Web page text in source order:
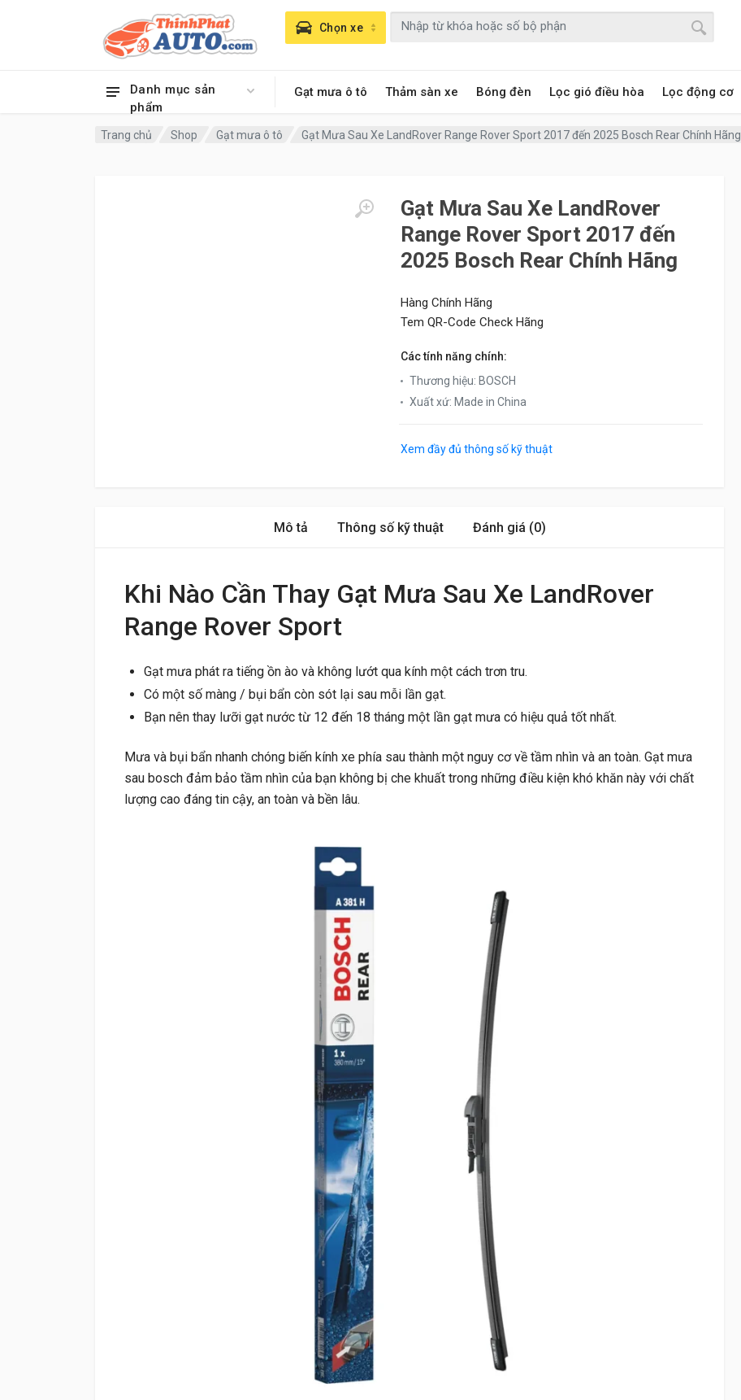
Danh mục sản
phẩm
Gạt mưa ô tô Thảm sàn xe Bóng đèn Lọc gió điều hòa Lọc động cơ
Chọn xe
Trang chủ Shop Gạt mưa ô tô Gạt Mưa Sau Xe LandRover Range Rover Sport 2017 đến 2025 Bosch Rear Chính Hãng
Gạt Mưa Sau Xe LandRover
Range Rover Sport 2017 đến
2025 Bosch Rear Chính Hãng
Hàng Chính Hãng
Tem QR-Code Check Hãng
Các tính năng chính:
Thương hiệu: BOSCH
Xuất xứ: Made in China
Xem đầy đủ thông số kỹ thuật
Mô tả Thông số kỹ thuật Đánh giá (0)
Khi Nào Cần Thay Gạt Mưa Sau Xe LandRover
Range Rover Sport
Gạt mưa phát ra tiếng ồn ào và không lướt qua kính một cách trơn tru.
Có một số màng / bụi bẩn còn sót lại sau mỗi lần gạt.
Bạn nên thay lưỡi gạt nước từ 12 đến 18 tháng một lần gạt mưa có hiệu quả tốt nhất.
Mưa và bụi bẩn nhanh chóng biến kính xe phía sau thành một nguy cơ về tầm nhìn và an toàn. Gạt mưa
sau bosch đảm bảo tầm nhìn của bạn không bị che khuất trong những điều kiện khó khăn này với chất
lượng cao đáng tin cậy, an toàn và bền lâu.